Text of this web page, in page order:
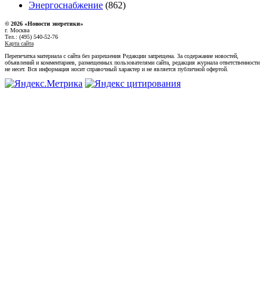
Энергоснабжение (862)
© 2026 «Новости энеретики»
г. Москва
Тел.: (495) 540-52-76
Карта сайта
Перепечатка материала с сайта без разрешения Редакции запрещена. За содержание новостей,
объявлений и комментариев, размещенных пользователями сайта, редакция журнала ответственности
не несет. Вся информация носит справочный характер и не является публичной офертой.